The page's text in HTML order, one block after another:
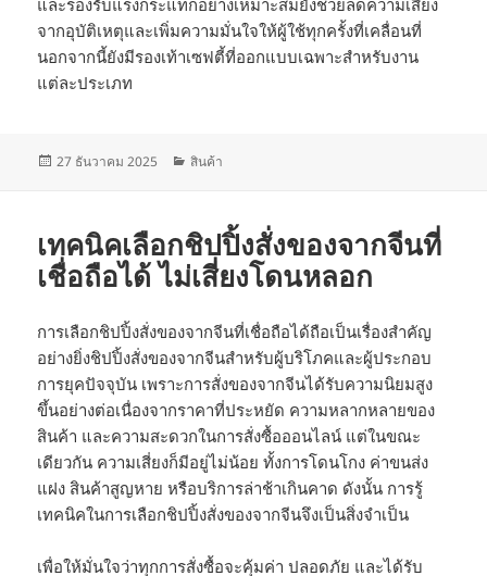
และรองรับแรงกระแทกอย่างเหมาะสมยังช่วยลดความเสี่ยง
จากอุบัติเหตุและเพิ่มความมั่นใจให้ผู้ใช้ทุกครั้งที่เคลื่อนที่
นอกจากนี้ยังมีรองเท้าเซฟตี้ที่ออกแบบเฉพาะสำหรับงาน
แต่ละประเภท
เขียน
27 ธันวาคม 2025
หมวด
สินค้า
เทคนิคเลือกชิปปิ้งสั่งของจากจีนที่
เชื่อถือได้ ไม่เสี่ยงโดนหลอก
การเลือกชิปปิ้งสั่งของจากจีนที่เชื่อถือได้ถือเป็นเรื่องสำคัญ
อย่างยิ่งชิปปิ้งสั่งของจากจีนสำหรับผู้บริโภคและผู้ประกอบ
การยุคปัจจุบัน เพราะการสั่งของจากจีนได้รับความนิยมสูง
ขึ้นอย่างต่อเนื่องจากราคาที่ประหยัด ความหลากหลายของ
สินค้า และความสะดวกในการสั่งซื้อออนไลน์ แต่ในขณะ
เดียวกัน ความเสี่ยงก็มีอยู่ไม่น้อย ทั้งการโดนโกง ค่าขนส่ง
แฝง สินค้าสูญหาย หรือบริการล่าช้าเกินคาด ดังนั้น การรู้
เทคนิคในการเลือกชิปปิ้งสั่งของจากจีนจึงเป็นสิ่งจำเป็น
เพื่อให้มั่นใจว่าทุกการสั่งซื้อจะคุ้มค่า ปลอดภัย และได้รับ